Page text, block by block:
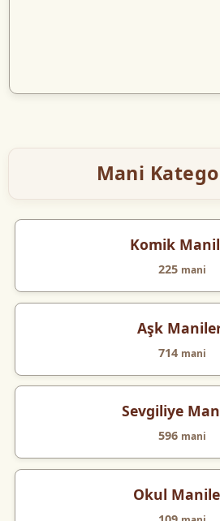
Mani
Komik
225 mani
Aşk
714 mani
Sevgiliye
596 mani
Okul